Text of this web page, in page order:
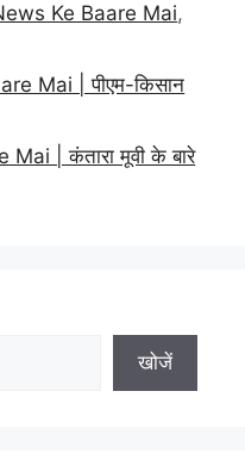
Ke Baare Mai,
Mai | पीएम-किसान
| कंतारा मूवी के बारे
खोजें